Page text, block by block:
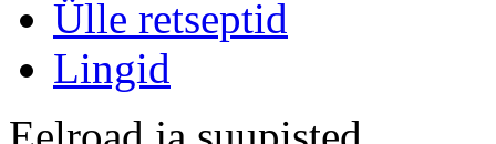
Ülle retseptid
Lingid